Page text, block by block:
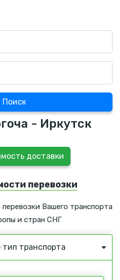
Поиск
- Иркутск
доставки
перевозки
Вашего транспорта
и стран СНГ
транспорта